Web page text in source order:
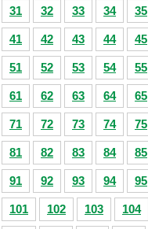
31 32 33 34 35
41 42 43 44 45
51 52 53 54 55
61 62 63 64 65
71 72 73 74 75
81 82 83 84 85
91 92 93 94 95
101 102 103 104